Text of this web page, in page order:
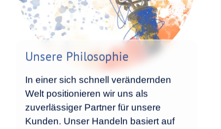
Unsere Philosophie
In einer sich schnell verändernden
Welt positionieren wir uns als
zuverlässiger Partner für unsere
Kunden. Unser Handeln basiert auf